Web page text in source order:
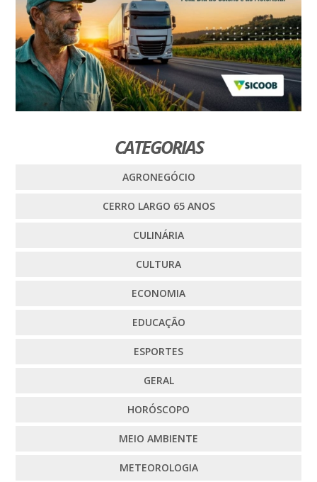
CATEGORIAS
AGRONEGÓCIO
CERRO LARGO 65 ANOS
CULINÁRIA
CULTURA
ECONOMIA
EDUCAÇÃO
ESPORTES
GERAL
HORÓSCOPO
MEIO AMBIENTE
METEOROLOGIA